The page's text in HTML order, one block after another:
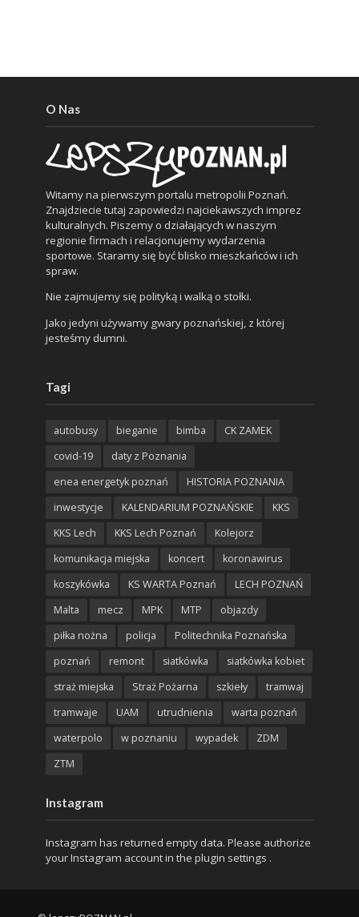
O Nas
Witamy na pierwszym portalu metropolii Poznań.
Znajdziecie tutaj zapowiedzi najciekawszych imprez
kulturalnych. Piszemy o działających w naszym
regionie firmach i relacjonujemy wydarzenia
sportowe. Staramy się być blisko mieszkańców i ich
spraw.
Nie zajmujemy się polityką i walką o stołki.
Jako jedyni używamy gwary poznańskiej, z której
jesteśmy dumni.
Tagi
autobusy bieganie bimba
CK ZAMEK
covid-19
daty z Poznania
enea energetyk poznań
HISTORIA POZNANIA
inwestycje
KALENDARIUM POZNAŃSKIE
KKS
KKS Lech
KKS Lech Poznań
Kolejorz
komunikacja miejska
koncert
koronawirus
koszykówka
KS WARTA Poznań
LECH POZNAŃ
Malta
mecz MPK MTP
objazdy
piłka nożna
policja
Politechnika Poznańska
poznań
remont siatkówka
siatkówka kobiet
straż miejska
Straż Pożarna szkieły
tramwaj
tramwaje
UAM utrudnienia
warta poznań
waterpolo
w poznaniu wypadek
ZDM
ZTM
Instagram
Instagram has returned empty data. Please authorize
your Instagram account in the plugin settings .